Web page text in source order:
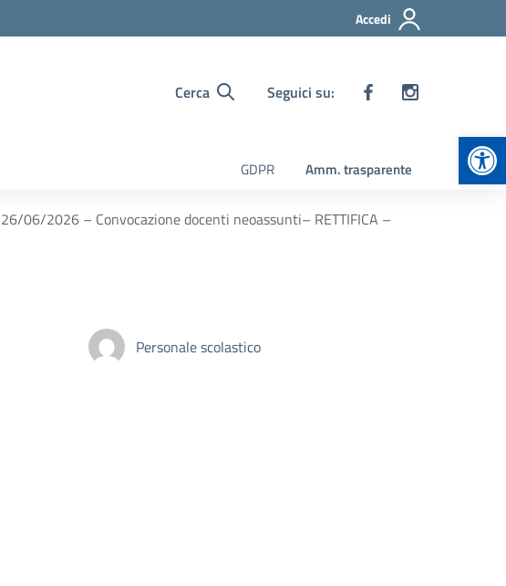
Accedi
Cerca Seguici su:
GDPR Amm. trasparente
06/2026 – Convocazione docenti neoassunti– RETTIFICA –
Personale scolastico